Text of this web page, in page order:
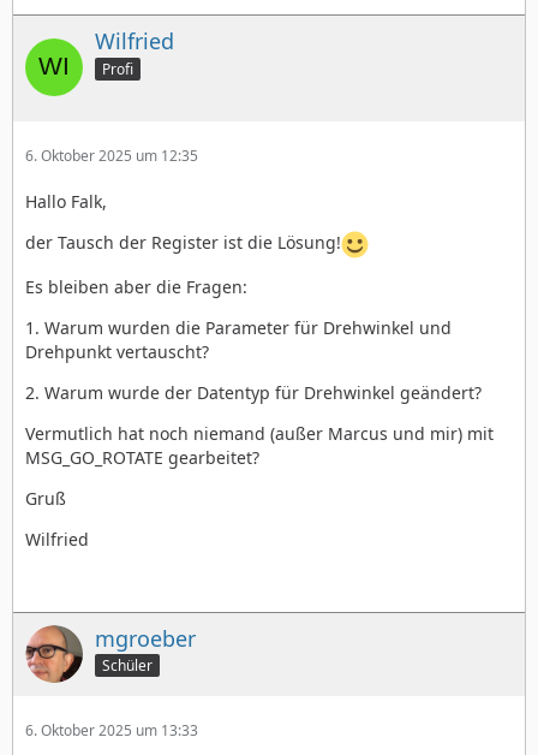
Wilfried
Profi
6. Oktober 2025 um 12:35
Hallo Falk,
der Tausch der Register ist die Lösung!
Es bleiben aber die Fragen:
1. Warum wurden die Parameter für Drehwinkel und
Drehpunkt vertauscht?
2. Warum wurde der Datentyp für Drehwinkel geändert?
Vermutlich hat noch niemand (außer Marcus und mir) mit
MSG_GO_ROTATE gearbeitet?
Gruß
Wilfried
mgroeber
Schüler
6. Oktober 2025 um 13:33